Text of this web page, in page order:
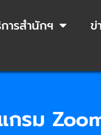
ารสำนักฯ ข่
กรม